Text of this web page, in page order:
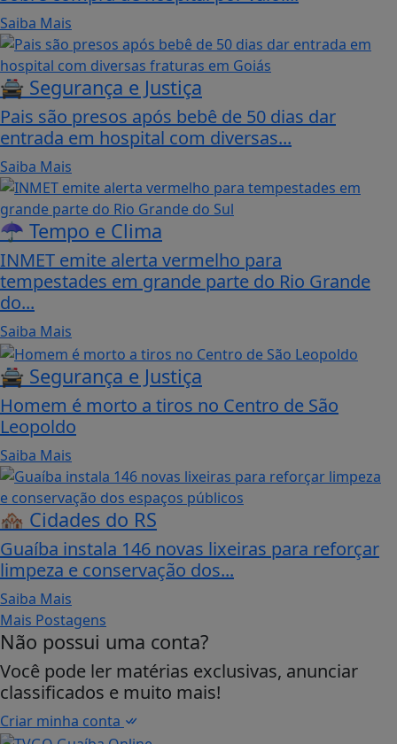
Saiba Mais
🚔 Segurança e Justiça
Pais são presos após bebê de 50 dias dar
entrada em hospital com diversas...
Saiba Mais
☂️ Tempo e Clima
INMET emite alerta vermelho para
tempestades em grande parte do Rio Grande
do...
Saiba Mais
🚔 Segurança e Justiça
Homem é morto a tiros no Centro de São
Leopoldo
Saiba Mais
🏘️ Cidades do RS
Guaíba instala 146 novas lixeiras para reforçar
limpeza e conservação dos...
Saiba Mais
Mais Postagens
Não possui uma conta?
Você pode ler matérias exclusivas, anunciar
classificados e muito mais!
Criar minha conta